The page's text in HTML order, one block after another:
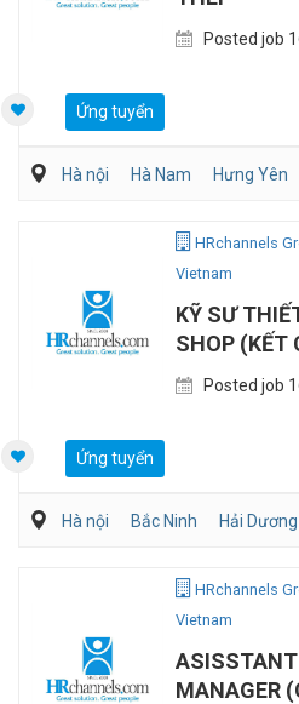
Posted job
Ứng tuyển
Hà nội Hà Nam Hưng Yên
HRchannels
Vietnam
KỸ SƯ
SHOP (KẾT
Posted job
Ứng tuyển
Hà nội Bắc Ninh Hải Dương
HRchannels
Vietnam
ASISSTANT
MANAGER